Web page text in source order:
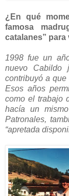
¿En qué
famosa
catalanes”
1998 fue un
nuevo Cabildo
contribuyó a
Esos años
como el trabajo
hacía un
Patronales,
“apretada